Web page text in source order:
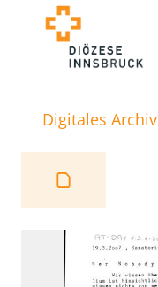
Digitales Archiv